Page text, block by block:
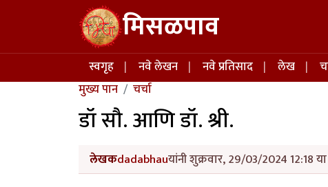
Skip to main content मिसळपाव
Main navigation
स्वगृह नवे लेखन नवे प्रतिसाद लेख
मुख्य पान
चर्चा
डॉ सौ. आणि डॉ. श्री.
लेखकdadabhauयांनी शुक्रवार, 29/03/2024 12:18